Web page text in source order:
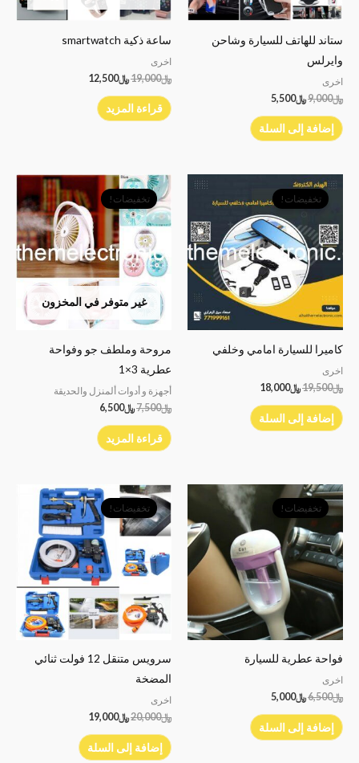
ستاند للهاتف للسيارة وشاحن
وايرلس
اخرى
﷼9,000﷼5,500
إضافة إلى السلة
ساعة ذكية smartwatch
اخرى
﷼19,000﷼12,500
قراءة المزيد
تخفيضات!
كاميرا للسيارة امامي وخلفي
اخرى
﷼19,500
السعر
الأصلي
هو:
﷼18,000
هو:
﷼18,000.
إضافة إلى السلة
غير متوفر في المخزون
تخفيضات!
مروحة وملطف جو وفواحة
عطرية 3×1
أجهزة و أدوات ألمنزل والحديقة
﷼7,500
السعر
الأصلي
هو:
﷼7,500.
﷼6,500
السعر
الحالي
هو:
﷼6,500.
قراءة المزيد
تخفيضات!
فواحة عطرية للسيارة
اخرى
﷼6,500
السعر
الأصلي
هو:
﷼6,500.
﷼5,000
السعر
الحالي
﷼5,000.
إضافة إلى السلة
تخفيضات!
سرويس متنقل 12 فولت ثنائي
المضخة
اخرى
﷼20,000
السعر
الأصلي
هو:
﷼20,000.
﷼19,000
السعر
الحالي
هو:
﷼19,000.
إضافة إلى السلة